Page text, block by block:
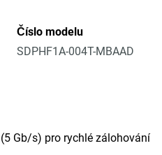
Číslo modelu
SDPHF1A-004T-MBAAD
(5 Gb/s) pro rychlé zálohování